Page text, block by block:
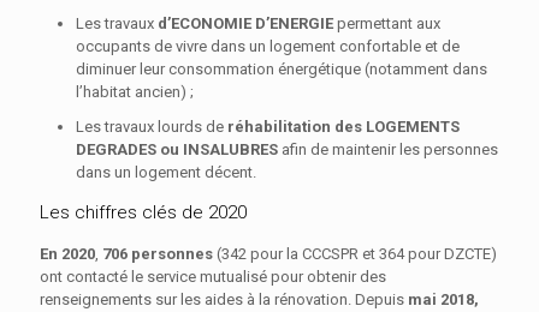
Les travaux d’ECONOMIE D’ENERGIE permettant aux
occupants de vivre dans un logement confortable et de
diminuer leur consommation énergétique (notamment dans
l’habitat ancien) ;
Les travaux lourds de réhabilitation des LOGEMENTS
DEGRADES ou INSALUBRES afin de maintenir les personnes
dans un logement décent.
Les chiffres clés de 2020
En 2020, 706 personnes (342 pour la CCCSPR et 364 pour DZCTE)
ont contacté le service mutualisé pour obtenir des
renseignements sur les aides à la rénovation. Depuis mai 2018,